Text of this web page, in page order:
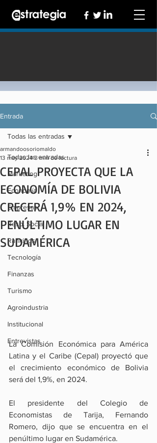
Entrada
Todas las entradas
Marketing
Economía
Empresas
Resp. Social
Rankings
Tecnología
Finanzas
Turismo
Agroindustria
Institucional
Entrevistas
Todas las entradas
CEPAL PROYECTA QUE LA
ECONOMÍA DE BOLIVIA
CRECERÁ 1,9% EN 2024,
PENÚLTIMO LUGAR EN
SUDAMÉRICA
armandoosoriomaldo
13 may 2024 3 min de lectura
La Comisión Económica para América
Latina y el Caribe (Cepal) proyectó que
el crecimiento económico de Bolivia
será del 1,9%, en 2024.
El presidente del Colegio de
Economistas de Tarija, Fernando
Romero, dijo que se encuentra en el
penúltimo lugar en Sudamérica.